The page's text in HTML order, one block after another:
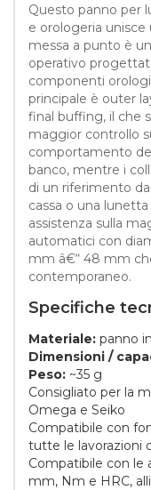
Questo panno per
e orologeria
messa a punto è
operativo
componenti
principale è outer
final buffing, il che
maggior controllo
comportamento
banco, mentre i
di un riferimento
cassa o una
assistenza sulla
automatici con
mm â€“ 48 mm
contemporaneo.
Specifiche
Materiale: panno
Dimensioni /
Peso: ~35 g
Consigliato per la
Omega e Seiko
Compatibile con
tutte le lavorazioni
Compatibile con le
mm, Nm e HRC,